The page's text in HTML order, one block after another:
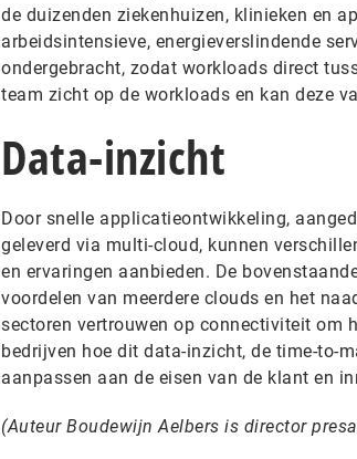
de duizenden ziekenhuizen, klinieken en
arbeidsintensieve, energieverslindende
ondergebracht, zodat workloads direct
team zicht op de workloads en kan deze
Data-inzicht
Door snelle applicatieontwikkeling,
geleverd via multi-cloud, kunnen
en ervaringen aanbieden. De
voordelen van meerdere clouds en het
sectoren vertrouwen op connectiviteit om
bedrijven hoe dit data-inzicht, de time-to-
aanpassen aan de eisen van de klant en
(Auteur Boudewijn Aelbers is director